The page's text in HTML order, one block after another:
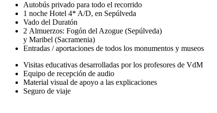
Autobús privado para todo el recorrido
1 noche Hotel 4* A/D, en Sepúlveda
Vado del Duratón
2 Almuerzos: Fogón del Azogue (Sepúlveda)
y Maribel (Sacramenia)
Entradas / aportaciones de todos los monumentos y museos
Visitas educativas desarrolladas por los profesores de VdM
Equipo de recepción de audio
Material visual de apoyo a las explicaciones
Seguro de viaje